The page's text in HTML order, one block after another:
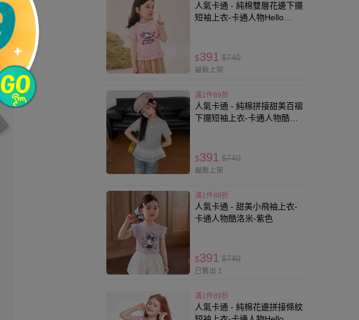
人氣卡通 - 純棉雙層花邊下擺
短袖上衣-卡通人物Hello
$391 $740
最新上架
滿1件89折
人氣卡通 - 純棉拼接甜美百褶
下擺短袖上衣-卡通人物酷洛
$391 $740
最新上架
滿1件89折
人氣卡通 - 甜美小飛袖上衣-
卡通人物酷洛米-紫色
$391 $740
已售出 1
滿1件89折
人氣卡通 - 純棉花邊拼接條紋